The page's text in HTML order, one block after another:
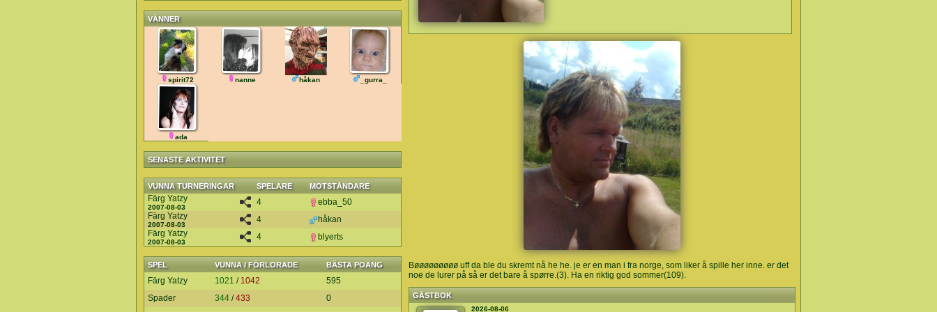
VÄNNER
spirit72 nanne håkan _gurra_
ada
SENASTE AKTIVITET
VUNNA TURNERINGAR SPELARE MOTSTÅNDARE
Färg Yatzy
2007-08-03
4
ebba_50
Färg Yatzy
2007-08-03
4
håkan
Färg Yatzy
2007-08-03
4 blyerts
SPEL VUNNA / FÖRLORADE BÄSTA POÄNG
Färg Yatzy 1021 / 1042
595
Spader
344 /433
0
Bøøøøøøøøø uff da ble du skremt nå he he. je er en man i fra norge, som liker å spille her inne. er det
noe de lurer på så er det bare å spørre.(3). Ha en riktig god sommer(109).
GÄSTBOK
2026-08-06